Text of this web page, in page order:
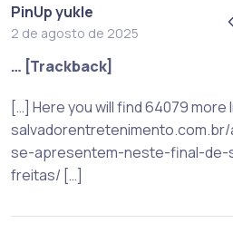
PinUp yukle
2 de agosto de 2025
… [Trackback]
[…] Here you will find 64079
se-apresentem-neste-final-de-
freitas/ […]